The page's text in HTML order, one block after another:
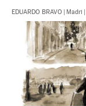
EDUARDO BRAVO | Madri |